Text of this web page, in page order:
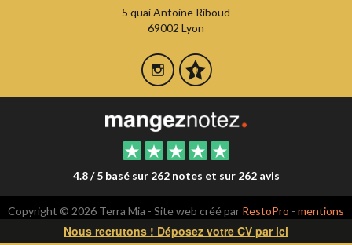
5 quai Antoine Riboud
69002 Lyon
4.8 / 5 basé sur 262 notes et sur 262 avis
Copyright © 2026 Terra Mia - Site web créé par RestoPro - mentions
légales
Nous recrutons ! Déposez votre CV par ici